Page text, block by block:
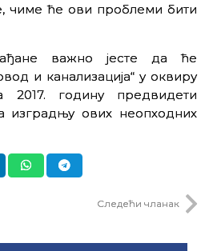
чиме ће ови проблеми бити
важно јесте да ће
и канализација“ у оквиру
2017. годину предвидети
изградњу ових неопходних
Следећи чланак